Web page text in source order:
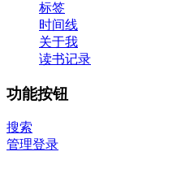
标签
时间线
关于我
读书记录
功能按钮
搜索
管理登录